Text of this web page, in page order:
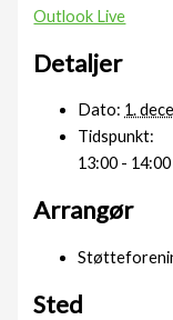
Outlook Live
Detaljer
Dato: 1.
Tidspunkt:
13:00 - 14:00
Arrangør
Sted